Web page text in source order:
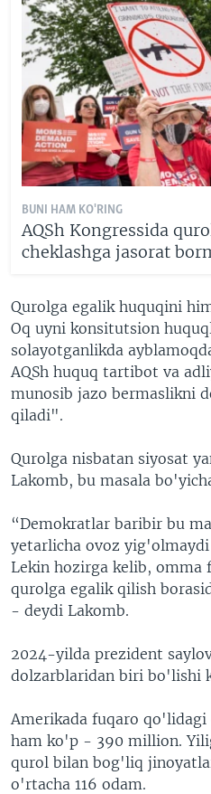
BUNI HAM KO'RING
AQSh Kongressida
cheklashga jasorat
Qurolga egalik huquqini
Oq uyni konsitutsion
solayotganlikda
AQSh huquq tartibot va
munosib jazo bermaslikni
qiladi".
Qurolga nisbatan siyosat
Lakomb, bu masala
“Demokratlar baribir bu
yetarlicha ovoz yig'olmaydi
Lekin hozirga kelib,
qurolga egalik qilish
- deydi Lakomb.
2024-yilda prezident
dolzarblaridan biri bo'lishi
Amerikada fuqaro
ham ko'p - 390 million.
qurol bilan bog'liq
o'rtacha 116 odam.